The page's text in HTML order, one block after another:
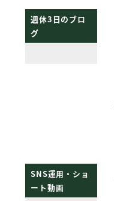
週休3日のブロ
グ
SNS運用・ショ
ート動画